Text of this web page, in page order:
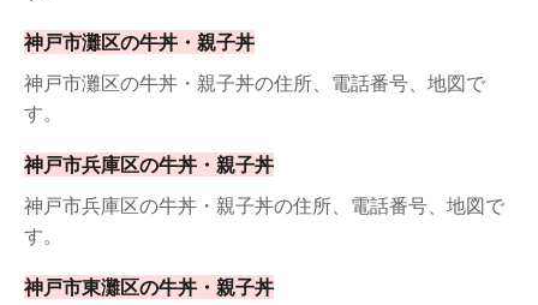
神戸市灘区の牛丼・親子丼
神戸市灘区の牛丼・親子丼の住所、電話番号、地図で
す。
神戸市兵庫区の牛丼・親子丼
神戸市兵庫区の牛丼・親子丼の住所、電話番号、地図で
す。
神戸市東灘区の牛丼・親子丼